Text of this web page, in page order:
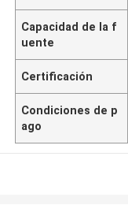
Capacidad de la f
uente
Certificación
Condiciones de p
ago